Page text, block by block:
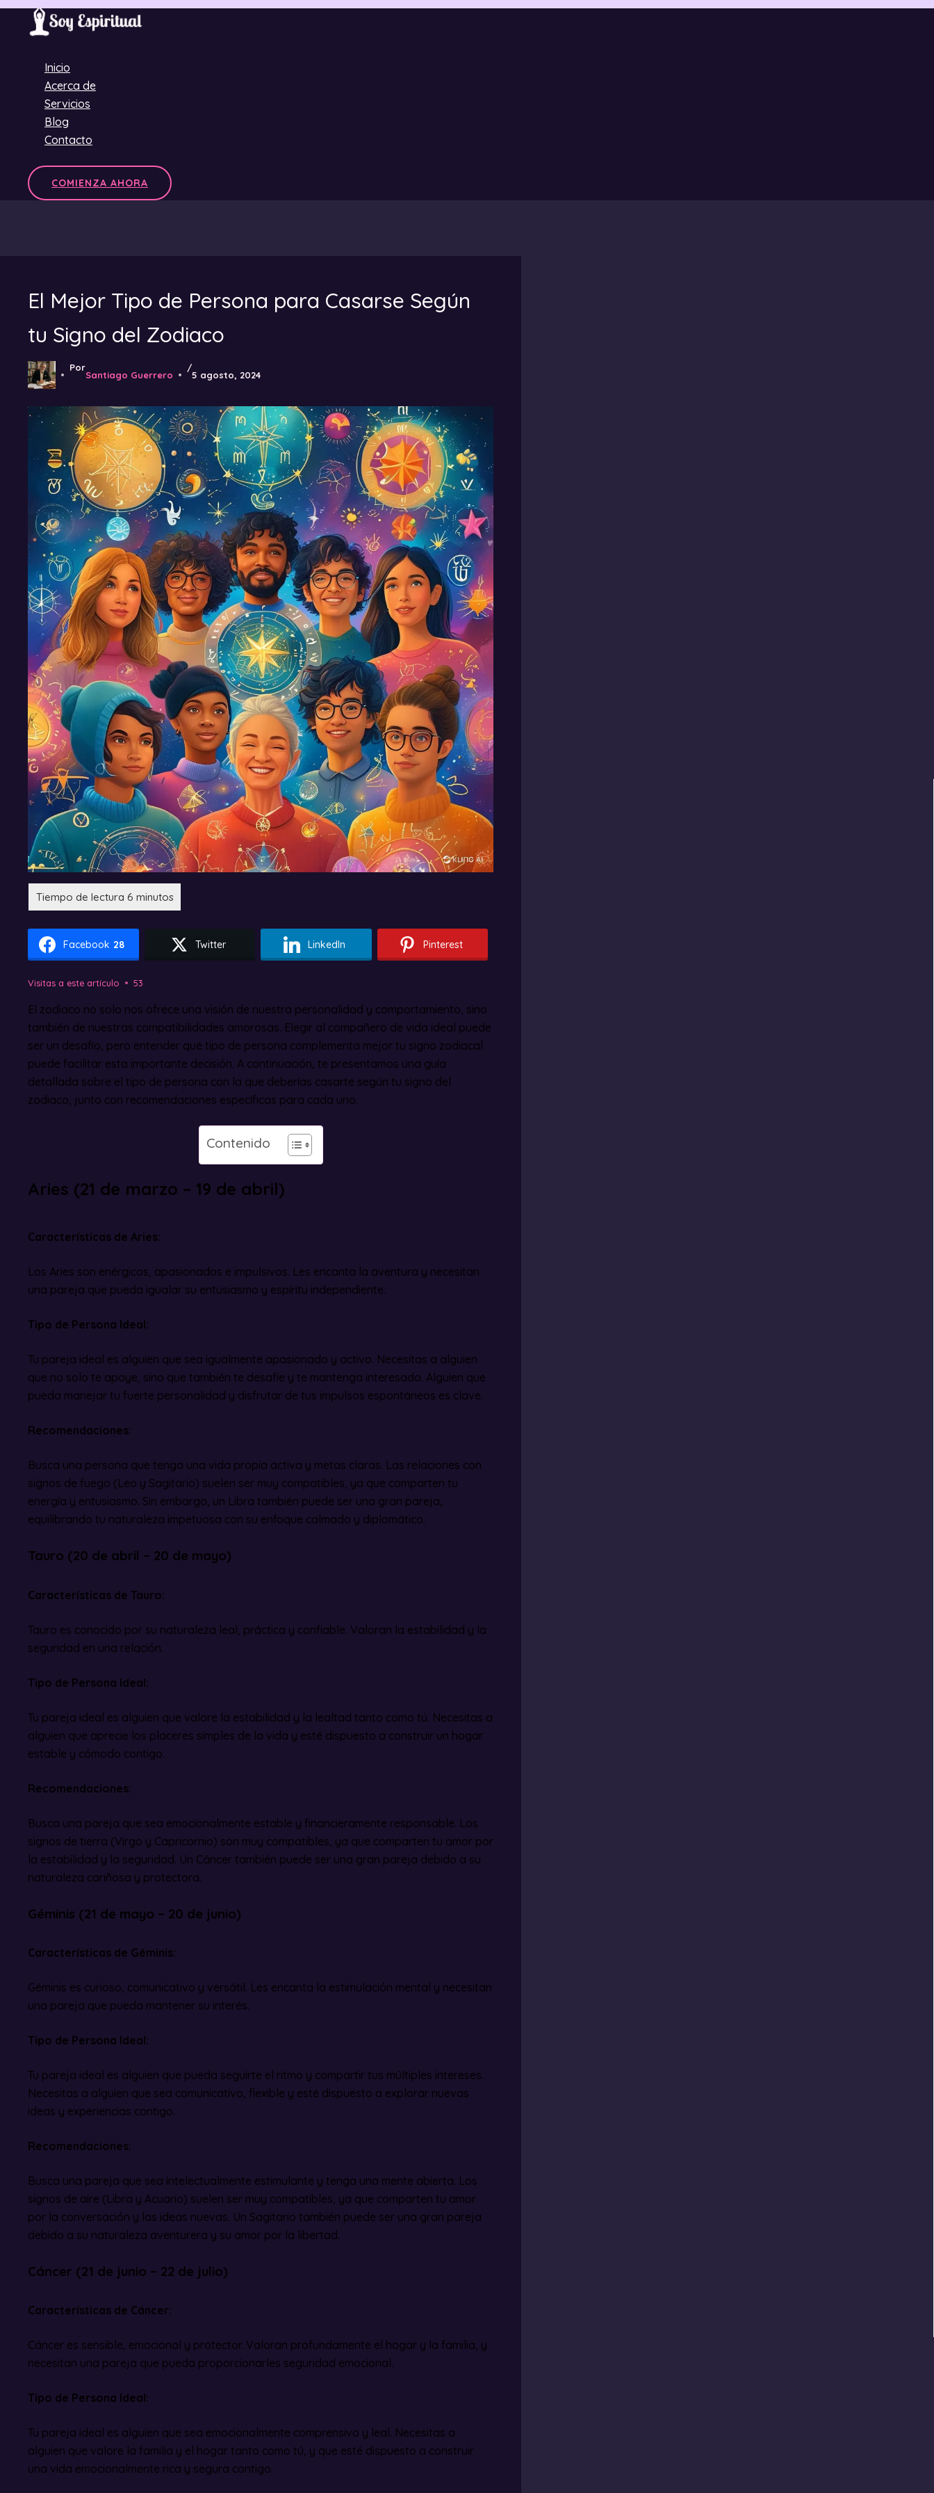
Ir
Inicio
Acerca de
Servicios
Blog
Contacto
COMIENZA AHORA
El Mejor Tipo de Persona para Casarse Según
tu Signo del Zodiaco
Por
Santiago Guerrero
/
5 agosto, 2024
Facebook 28 Twitter LinkedIn Pinterest
Visitas a este artículo 53
El zodiaco no solo nos ofrece una visión de nuestra personalidad y comportamiento, sino
también de nuestras compatibilidades amorosas. Elegir al compañero de vida ideal puede
ser un desafío, pero entender qué tipo de persona complementa mejor tu signo zodiacal
puede facilitar esta importante decisión. A continuación, te presentamos una guía
detallada sobre el tipo de persona con la que deberías casarte según tu signo del
zodiaco, junto con recomendaciones específicas para cada uno.
Contenido
Aries (21 de marzo – 19 de abril)
Características de Aries:
Los Aries son enérgicos, apasionados e impulsivos. Les encanta la aventura y necesitan
una pareja que pueda igualar su entusiasmo y espíritu independiente.
Tipo de Persona Ideal:
Tu pareja ideal es alguien que sea igualmente apasionado y activo. Necesitas a alguien
que no solo te apoye, sino que también te desafíe y te mantenga interesado. Alguien que
pueda manejar tu fuerte personalidad y disfrutar de tus impulsos espontáneos es clave.
Recomendaciones:
Busca una persona que tenga una vida propia activa y metas claras. Las relaciones con
signos de fuego (Leo y Sagitario) suelen ser muy compatibles, ya que comparten tu
energía y entusiasmo. Sin embargo, un Libra también puede ser una gran pareja,
equilibrando tu naturaleza impetuosa con su enfoque calmado y diplomático.
Tauro (20 de abril – 20 de mayo)
Características de Tauro:
Tauro es conocido por su naturaleza leal, práctica y confiable. Valoran la estabilidad y la
seguridad en una relación.
Tipo de Persona Ideal:
Tu pareja ideal es alguien que valore la estabilidad y la lealtad tanto como tú. Necesitas a
alguien que aprecie los placeres simples de la vida y esté dispuesto a construir un hogar
estable y cómodo contigo.
Recomendaciones:
Busca una pareja que sea emocionalmente estable y financieramente responsable. Los
signos de tierra (Virgo y Capricornio) son muy compatibles, ya que comparten tu amor por
la estabilidad y la seguridad. Un Cáncer también puede ser una gran pareja debido a su
naturaleza cariñosa y protectora.
Géminis (21 de mayo – 20 de junio)
Características de Géminis:
Géminis es curioso, comunicativo y versátil. Les encanta la estimulación mental y necesitan
una pareja que pueda mantener su interés.
Tipo de Persona Ideal:
Tu pareja ideal es alguien que pueda seguirte el ritmo y compartir tus múltiples intereses.
Necesitas a alguien que sea comunicativo, flexible y esté dispuesto a explorar nuevas
ideas y experiencias contigo.
Recomendaciones:
Busca una pareja que sea intelectualmente estimulante y tenga una mente abierta. Los
signos de aire (Libra y Acuario) suelen ser muy compatibles, ya que comparten tu amor
por la conversación y las ideas nuevas. Un Sagitario también puede ser una gran pareja
debido a su naturaleza aventurera y su amor por la libertad.
Cáncer (21 de junio – 22 de julio)
Características de Cáncer:
Cáncer es sensible, emocional y protector. Valoran profundamente el hogar y la familia, y
necesitan una pareja que pueda proporcionarles seguridad emocional.
Tipo de Persona Ideal:
Tu pareja ideal es alguien que sea emocionalmente comprensivo y leal. Necesitas a
alguien que valore la familia y el hogar tanto como tú, y que esté dispuesto a construir
una vida emocionalmente rica y segura contigo.